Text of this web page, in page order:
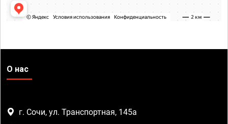
О нас
г. Сочи, ул. Транспортная, 145а